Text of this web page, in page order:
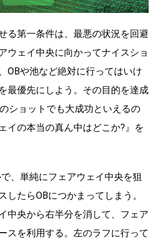
る第一条件は、最悪の状況を回避
ウェイ中央に向かってナイスショ
OBや池など絶対に行ってはいけ
最優先にしよう。その目的を達成
ショットでも大成功といえるの
イの本当の真ん中はどこか?』を
、単純にフェアウェイ中央を狙
したらOBにつかまってしまう。
中央から右半分を消して、フェア
スを利用する。左のラフに行って